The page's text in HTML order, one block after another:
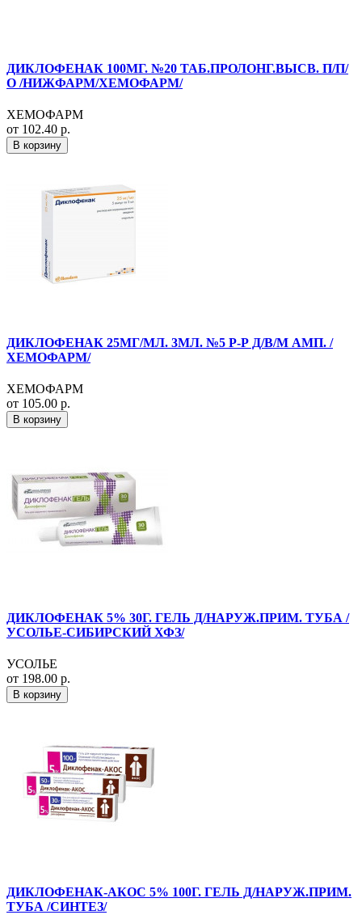
ДИКЛОФЕНАК 100МГ. №20 ТАБ.ПРОЛОНГ.ВЫСВ. П/П/
О /НИЖФАРМ/ХЕМОФАРМ/
ХЕМОФАРМ
от 102.40 р.
В корзину
ДИКЛОФЕНАК 25МГ/МЛ. 3МЛ. №5 Р-Р Д/В/М АМП. /
ХЕМОФАРМ/
ХЕМОФАРМ
от 105.00 р.
В корзину
ДИКЛОФЕНАК 5% 30Г. ГЕЛЬ Д/НАРУЖ.ПРИМ. ТУБА /
УСОЛЬЕ-СИБИРСКИЙ ХФЗ/
УСОЛЬЕ
от 198.00 р.
В корзину
ДИКЛОФЕНАК-АКОС 5% 100Г. ГЕЛЬ Д/НАРУЖ.ПРИМ.
ТУБА /СИНТЕЗ/